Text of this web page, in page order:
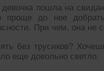
девочка пошла на
до нее
При чем, она не
без трусиков?
еще довольно светло.